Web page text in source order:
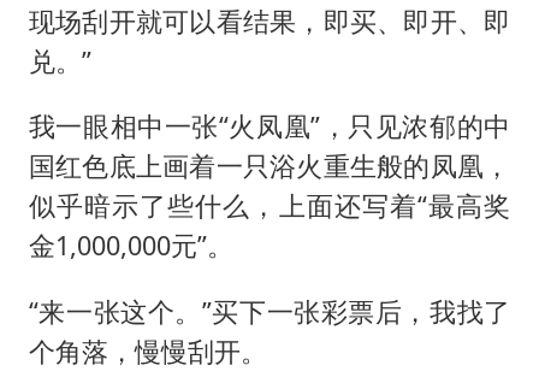
现场刮开就可以看结果，即买、即开、即
兑。”
我一眼相中一张“火凤凰”，只见浓郁的中
国红色底上画着一只浴火重生般的凤凰，
似乎暗示了些什么，上面还写着“最高奖
金1,000,000元”。
“来一张这个。”买下一张彩票后，我找了
个角落，慢慢刮开。